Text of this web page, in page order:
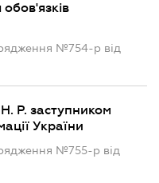
№754-р від
Р. заступником
України
№755-р від